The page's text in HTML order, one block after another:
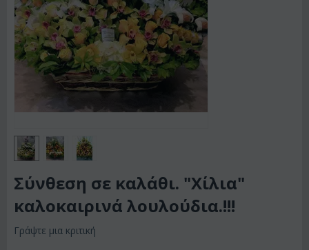
Σύνθεση σε καλάθι. "Χίλια"
καλοκαιρινά λουλούδια.!!!
Γράψτε μια κριτική